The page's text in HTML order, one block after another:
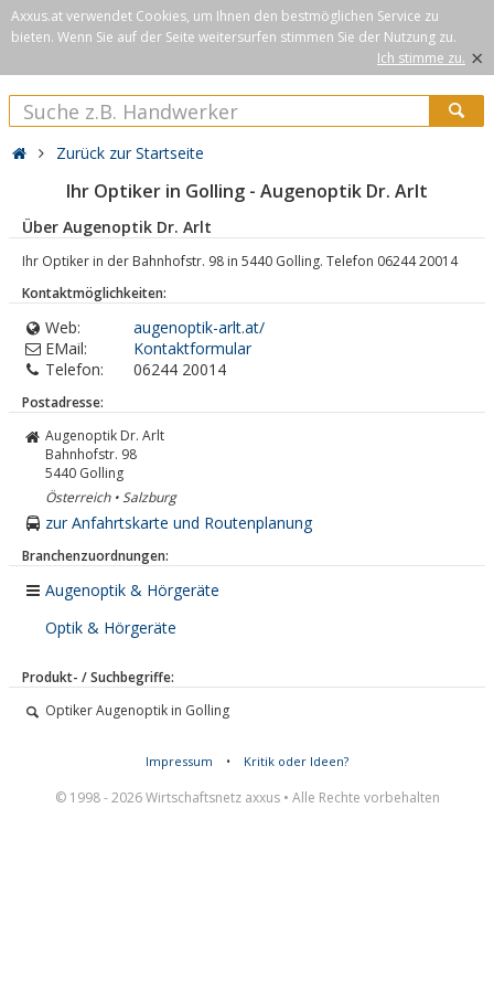
Axxus.at verwendet Cookies, um Ihnen den bestmöglichen Service zu
bieten. Wenn Sie auf der Seite weitersurfen stimmen Sie der Nutzung zu.
Ich stimme zu. ×
Zurück zur Startseite
Ihr Optiker in Golling - Augenoptik Dr. Arlt
Über Augenoptik Dr. Arlt
Ihr Optiker in der Bahnhofstr. 98 in 5440 Golling. Telefon 06244 20014
Kontaktmöglichkeiten:
Web:
augenoptik-arlt.at/
EMail:
Kontaktformular
Telefon:
06244 20014
Postadresse:
Augenoptik Dr. Arlt
Bahnhofstr. 98
5440 Golling
Österreich • Salzburg
zur Anfahrtskarte und Routenplanung
Branchenzuordnungen:
Augenoptik & Hörgeräte
Optik & Hörgeräte
Produkt- / Suchbegriffe:
Optiker Augenoptik in Golling
Impressum • Kritik oder Ideen?
© 1998 - 2026 Wirtschaftsnetz axxus • Alle Rechte vorbehalten